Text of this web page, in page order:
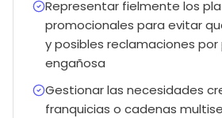
Representar fielmente los
promocionales para evitar
y posibles reclamaciones por
engañosa
Gestionar las necesidades
franquicias o cadenas